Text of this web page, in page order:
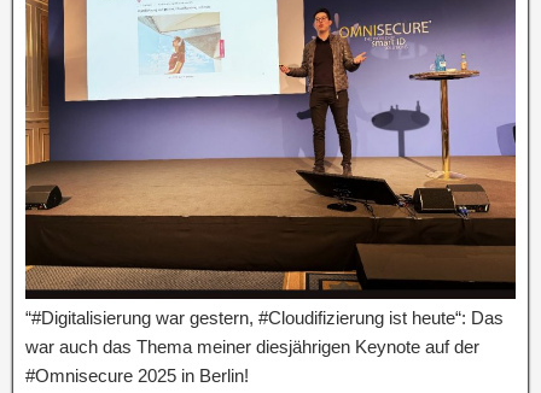
“#Digitalisierung war gestern, #Cloudifizierung ist heute“: Das
war auch das Thema meiner diesjährigen Keynote auf der
#Omnisecure 2025 in Berlin!